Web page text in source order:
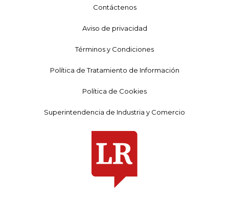
Contáctenos
Aviso de privacidad
Términos y Condiciones
Política de Tratamiento de Información
Política de Cookies
Superintendencia de Industria y Comercio